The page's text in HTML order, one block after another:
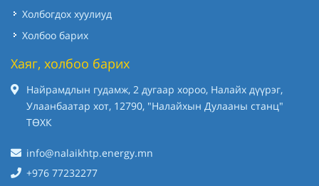
Холбогдох хуулиуд
Холбоо барих
Хаяг, холбоо барих
Найрамдлын гудамж, 2 дугаар хороо, Налайх дүүрэг,
Улаанбаатар хот, 12790, "Налайхын Дулааны станц"
ТӨХК
info@nalaikhtp.energy.mn
+976 77232277